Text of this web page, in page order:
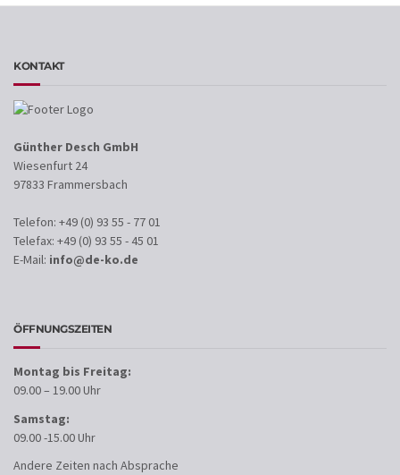
KONTAKT
Günther Desch GmbH
Wiesenfurt 24
97833 Frammersbach
Telefon: +49 (0) 93 55 - 77 01
Telefax: +49 (0) 93 55 - 45 01
E-Mail: info@de-ko.de
ÖFFNUNGSZEITEN
Montag bis Freitag:
09.00 – 19.00 Uhr
Samstag:
09.00 -15.00 Uhr
Andere Zeiten nach Absprache